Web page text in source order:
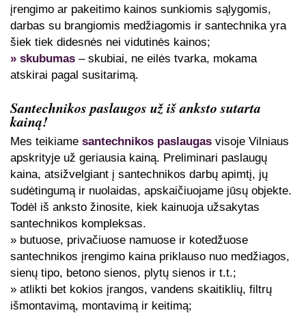
įrengimo ar pakeitimo kainos sunkiomis sąlygomis,
darbas su brangiomis medžiagomis ir santechnika yra
šiek tiek didesnės nei vidutinės kainos;
» skubumas – skubiai, ne eilės tvarka, mokama
atskirai pagal susitarimą.
Santechnikos paslaugos už iš anksto sutarta
kainą!
Mes teikiame santechnikos paslaugas visoje Vilniaus
apskrityje už geriausia kainą. Preliminari paslaugų
kaina, atsižvelgiant į santechnikos darbų apimtį, jų
sudėtingumą ir nuolaidas, apskaičiuojame jūsų objekte.
Todėl iš anksto žinosite, kiek kainuoja užsakytas
santechnikos kompleksas.
» butuose, privačiuose namuose ir kotedžuose
santechnikos įrengimo kaina priklauso nuo medžiagos,
sienų tipo, betono sienos, plytų sienos ir t.t.;
» atlikti bet kokios įrangos, vandens skaitiklių, filtrų
išmontavimą, montavimą ir keitimą;